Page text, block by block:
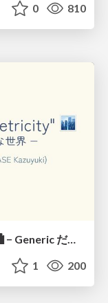
0 810
Welcome to the "Parametricity" 🏙️ − Generic だけど Specific な世界 −
1 200